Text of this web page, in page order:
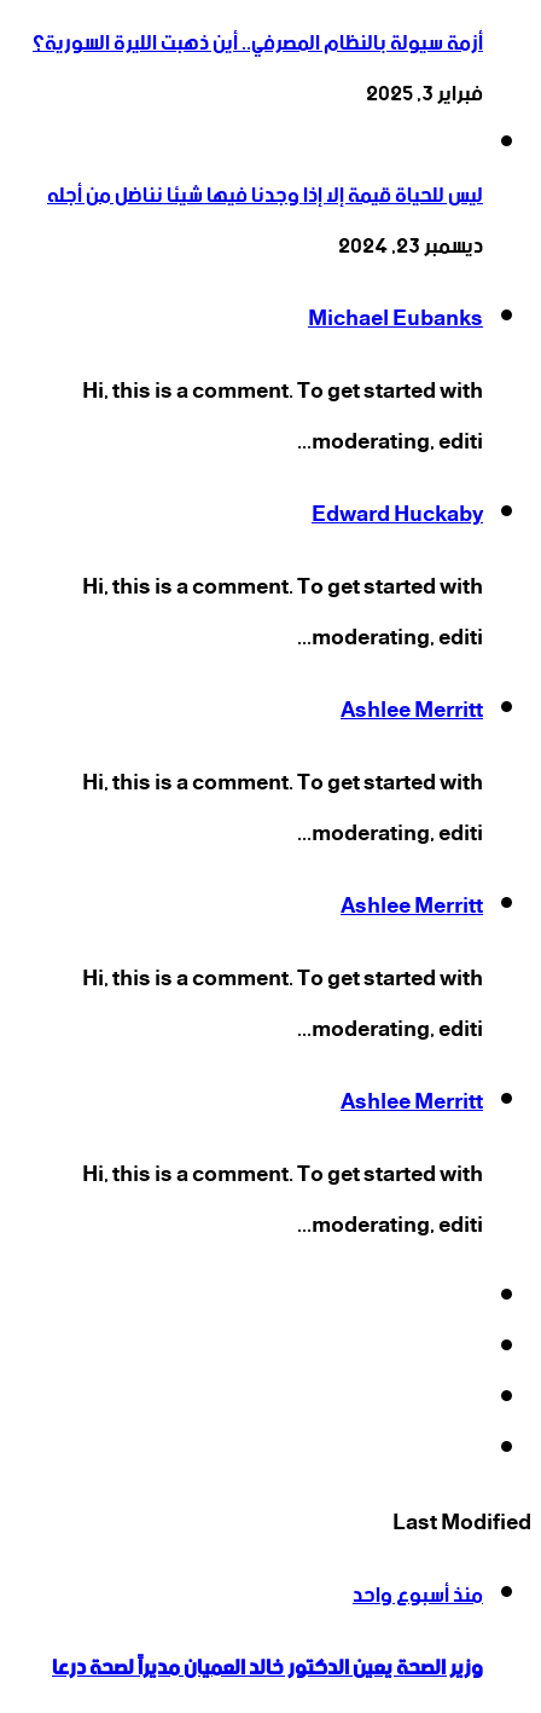
أزمة سيولة بالنظام المصرفي.. أين ذهبت الليرة السورية؟
فبراير 3, 2025
ليس للحياة قيمة إلا إذا وجدنا فيها شيئا نناضل من أجله
ديسمبر 23, 2024
Michael Eubanks
Hi, this is a comment. To get started with
moderating, editi...
Edward Huckaby
Hi, this is a comment. To get started with
moderating, editi...
Ashlee Merritt
Hi, this is a comment. To get started with
moderating, editi...
Ashlee Merritt
Hi, this is a comment. To get started with
moderating, editi...
Ashlee Merritt
Hi, this is a comment. To get started with
moderating, editi...
Last Modified
منذ أسبوع واحد
وزير الصحة يعين الدكتور خالد العميان مديراً لصحة درعا